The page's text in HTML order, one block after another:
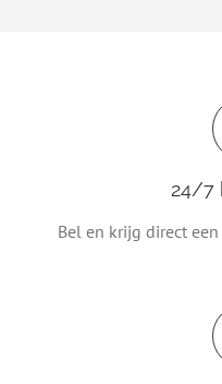
24/7
Bel en krijg direct